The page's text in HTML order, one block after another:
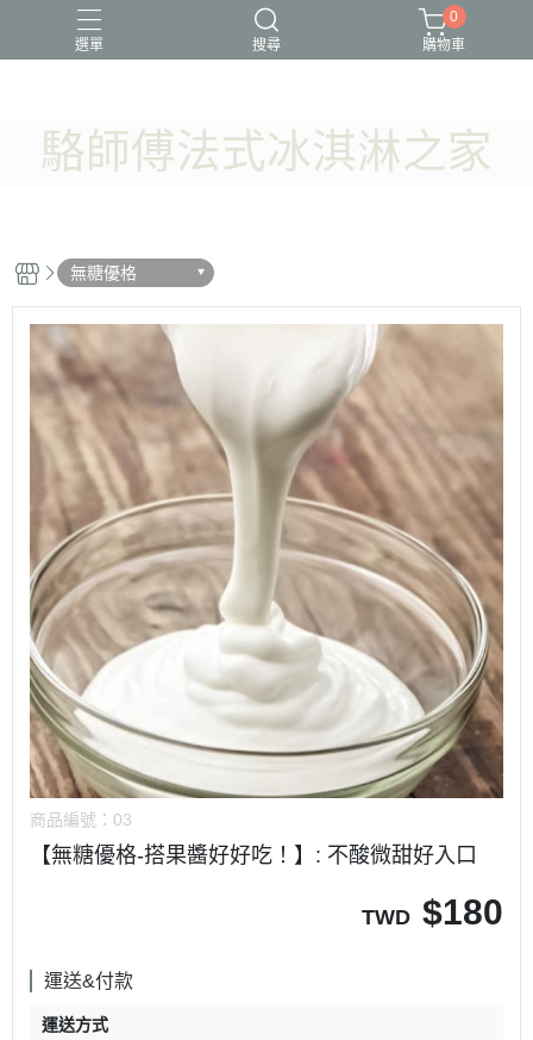
選單 搜尋
0
購物車
駱師傅法式冰淇淋之家
無糖優格
商品編號： 03
【無糖優格-搭果醬好好吃！】: 不酸微甜好入口
TWD $180
運送&付款
運送方式